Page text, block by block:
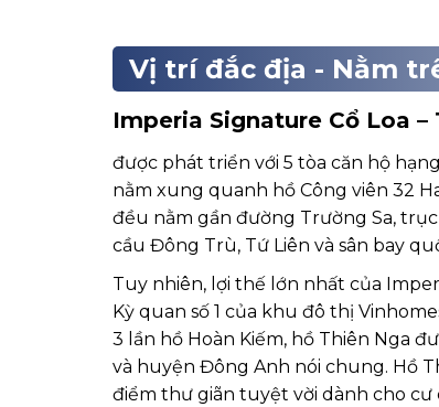
Vị trí đắc địa - Nằm
Imperia Signature Cổ Loa
được phát triển với 5 tòa căn hộ
nằm xung quanh hồ Công viên 32
đều nằm gần đường Trường Sa,
cầu Đông Trù, Tứ Liên và sân bay
Tuy nhiên, lợi thế lớn nhất của
Kỳ quan số 1 của khu đô thị
3 lần hồ Hoàn Kiếm, hồ Thiên Nga
và huyện Đông Anh nói chung. Hồ
điểm thư giãn tuyệt vời dành cho cư